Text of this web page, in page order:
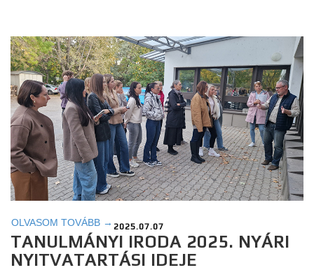
OLVASOM TOVÁBB → 2025.07.07
TANULMÁNYI IRODA 2025. NYÁRI
NYITVATARTÁSI IDEJE